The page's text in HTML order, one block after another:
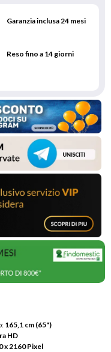
Garanzia inclusa 24 mesi
Reso fino a 14 giorni
165,1 cm (65")
HD
x 2160 Pixel